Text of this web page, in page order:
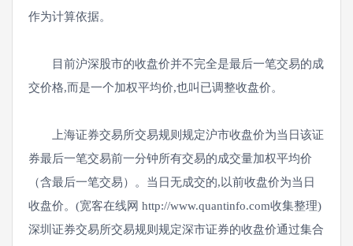
作为计算依据。
目前沪深股市的收盘价并不完全是最后一笔交易的成
交价格,而是一个加权平均价,也叫已调整收盘价。
上海证券交易所交易规则规定沪市收盘价为当日该证
券最后一笔交易前一分钟所有交易的成交量加权平均价
（含最后一笔交易）。当日无成交的,以前收盘价为当日
收盘价。(宽客在线网 http://www.quantinfo.com收集整理)
深圳证券交易所交易规则规定深市证券的收盘价通过集合